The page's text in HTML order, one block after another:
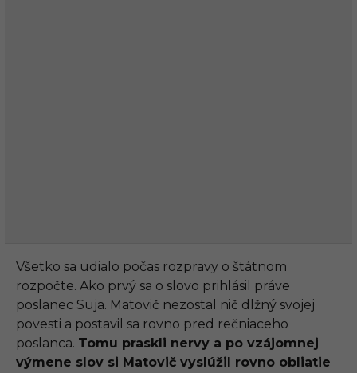
Všetko sa udialo počas rozpravy o štátnom
rozpočte. Ako prvý sa o slovo prihlásil práve
poslanec Suja. Matovič nezostal nič dlžný svojej
povesti a postavil sa rovno pred rečniaceho
poslanca. Tomu praskli nervy a po vzájomnej
výmene slov si Matovič vyslúžil rovno obliatie